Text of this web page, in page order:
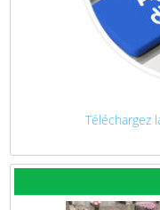
Téléchargez